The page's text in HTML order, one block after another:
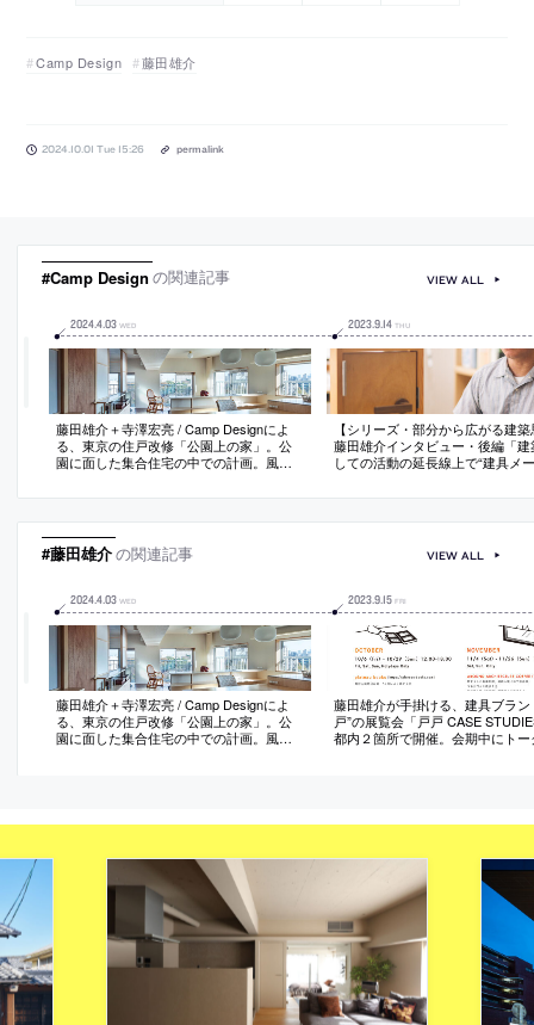
Camp Design 藤田雄介
2024.10.01 Tue 15:26 permalink
#Camp Design の関連記事
2024.4.03 WED
藤田雄介＋寺澤宏亮 / Camp Designによ
る、東京の住戸改修「公園上の家」。公
園に面した集合住宅の中での計画。風景
収納を兼ねた腰壁と建具の組合わせで領
を設けて“落ち着いた”室内環境にも転換可
能とする
2023.9.14 THU
【シリーズ・部分から広がる建
藤田雄介インタビュー・後編「建
しての活動の延長線上で“建具メ
VIEW ALL
#藤田雄介の関連記事
2024.4.03 WED
藤田雄介＋寺澤宏亮 / Camp Designによ
る、東京の住戸改修「公園上の家」。公
園に面した集合住宅の中での計画。風景
能とする
2023.9.15 FRI
藤田雄介が手掛ける、建具ブラン
戸”の展覧会「戸戸 CASE
都内２箇所で開催。会期中にトー
VIEW ALL